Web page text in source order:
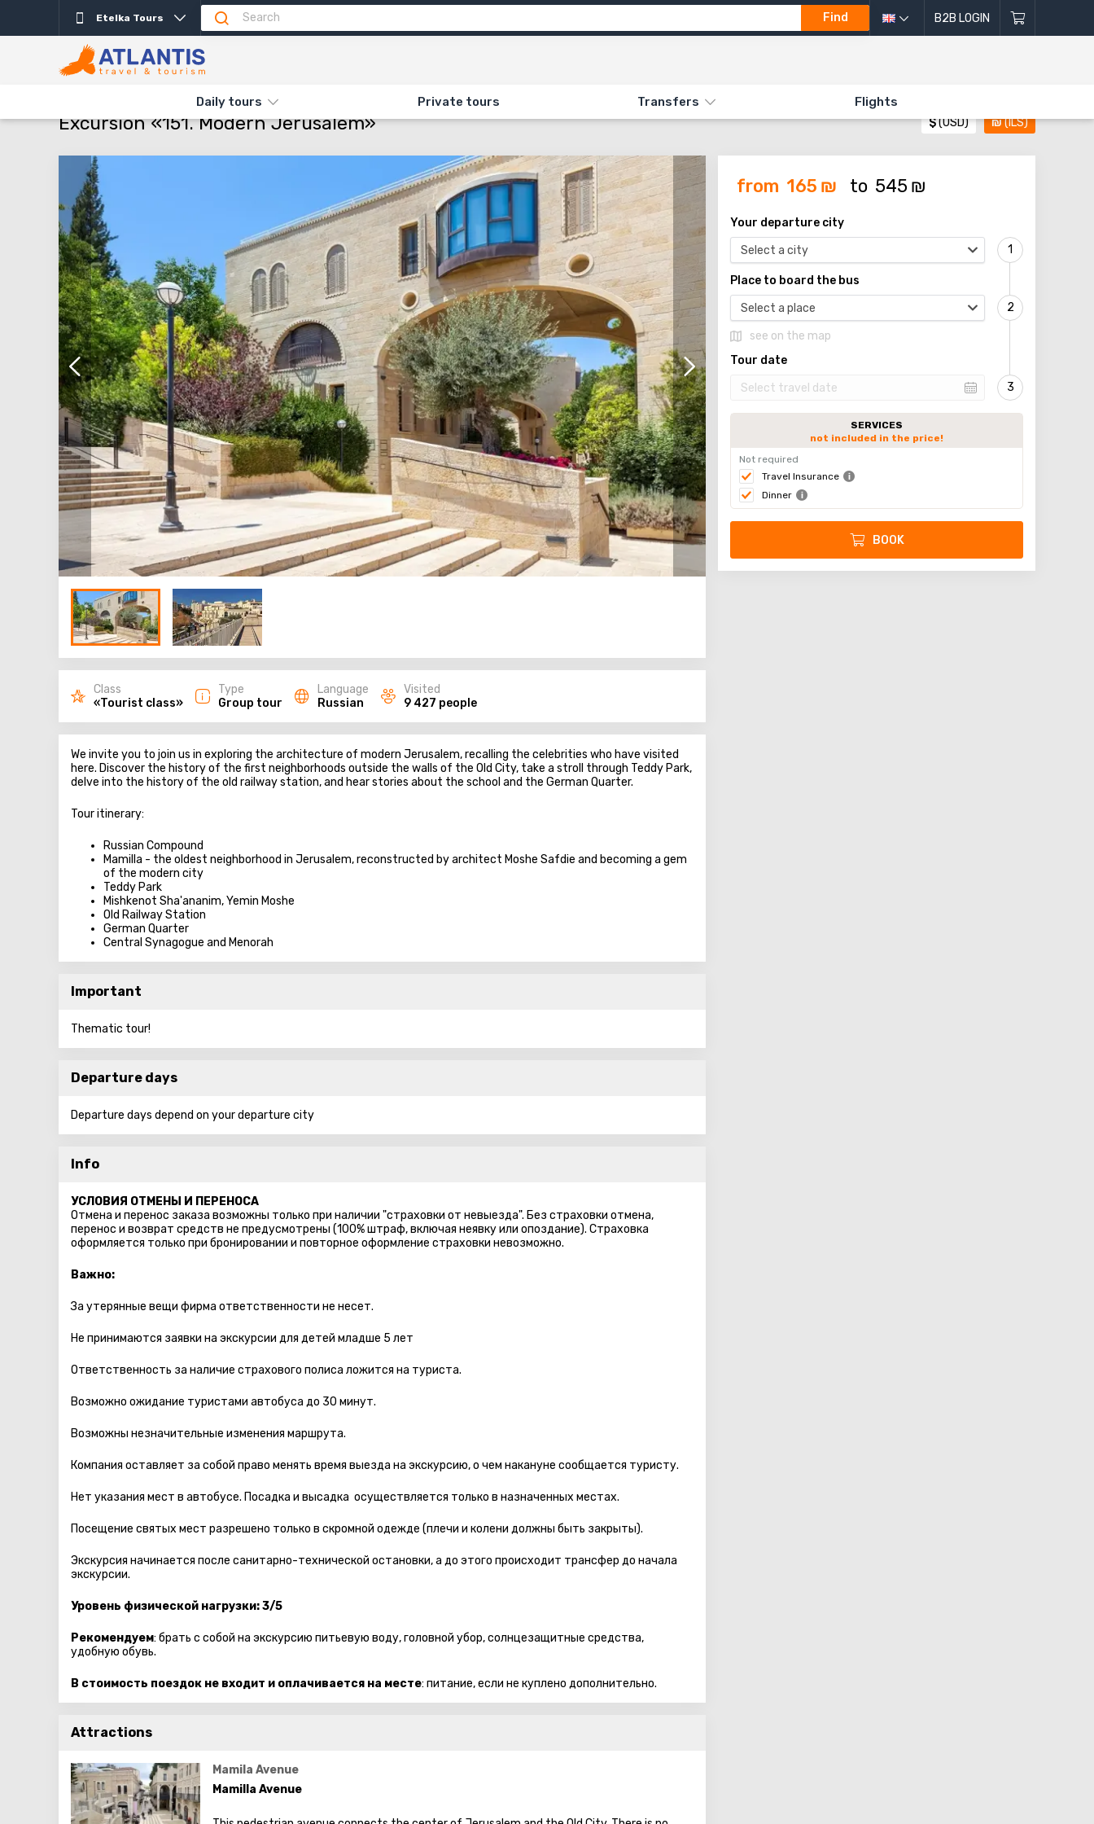
Etelka Tours Find B2B LOGIN
Daily tours Private tours Transfers Flights
TYPES AND DIRECTIONS EXCURSION «151. MODERN JERUSALEM»
Excursion «151. Modern Jerusalem» $(USD) ₪(ILS)
Class
«Tourist class»
Type
Group tour
Language
Russian
Visited
9 427 people
We invite you to join us in exploring the architecture of modern Jerusalem, recalling the celebrities who have visited
here. Discover the history of the first neighborhoods outside the walls of the Old City, take a stroll through Teddy Park,
delve into the history of the old railway station, and hear stories about the school and the German Quarter.
Tour itinerary:
Russian Compound
Mamilla - the oldest neighborhood in Jerusalem, reconstructed by architect Moshe Safdie and becoming a gem
of the modern city
Teddy Park
Mishkenot Sha'ananim, Yemin Moshe
Old Railway Station
German Quarter
Central Synagogue and Menorah
Important
Thematic tour!
Departure days
Departure days depend on your departure city
Info
УСЛОВИЯ ОТМЕНЫ И ПЕРЕНОСА
Отмена и перенос заказа возможны только при наличии "страховки от невыезда". Без страховки отмена,
перенос и возврат средств не предусмотрены (100% штраф, включая неявку или опоздание). Страховка
оформляется только при бронировании и повторное оформление страховки невозможно.
Важно:
За утерянные вещи фирма ответственности не несет.
Не принимаются заявки на экскурсии для детей младше 5 лет
Ответственность за наличие страхового полиса ложится на туриста.
Возможно ожидание туристами автобуса до 30 минут.
Возможны незначительные изменения маршрута.
Компания оставляет за собой право менять время выезда на экскурсию, о чем накануне сообщается туристу.
Нет указания мест в автобуcе. Посадка и высадка осуществляется только в назначенных местах.
Посещение святых мест разрешено только в скромной одежде (плечи и колени должны быть закрыты).
Экскурсия начинается после санитарно-технической остановки, а до этого происходит трансфер до начала
экскурсии.
Уровень физической нагрузки: 3/5
Рекомендуем: брать с собой на экскурсию питьевую воду, головной убор, солнцезащитные средства,
удобную обувь.
В стоимость поездок не входит и оплачивается на месте: питание, если не куплено дополнительно.
Attractions
Mamila Avenue
Mamilla Avenue
Description Important
from 165 ₪ to 545 ₪
Your departure city
Select a city
Place to board the bus
Select a place
see on the map
Tour date
SERVICES
not included in the price!
Not required
Travel Insurance
Dinner
BOOK